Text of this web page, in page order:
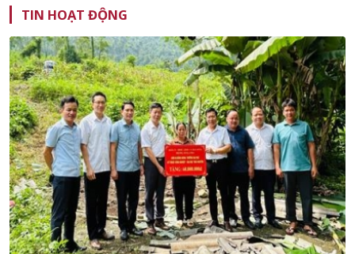
TIN HOẠT ĐỘNG